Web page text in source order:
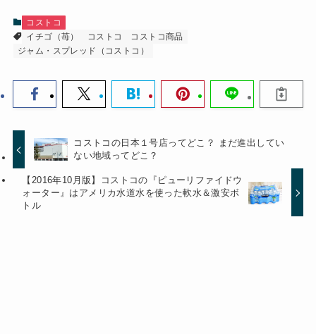
コストコ
イチゴ（苺）
コストコ
コストコ商品
ジャム・スプレッド（コストコ）
コストコの日本１号店ってどこ？ まだ進出してい
ない地域ってどこ？
【2016年10月版】コストコの『ピューリファイドウ
ォーター』はアメリカ水道水を使った軟水＆激安ボ
トル